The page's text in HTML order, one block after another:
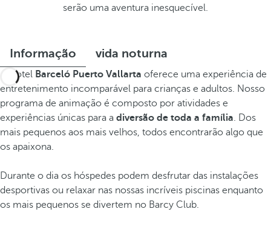
serão uma aventura inesquecível.
Informação vida noturna
O hotel Barceló Puerto Vallarta oferece uma experiência de
entretenimento incomparável para crianças e adultos. Nosso
programa de animação é composto por atividades e
experiências únicas para a diversão de toda a família. Dos
mais pequenos aos mais velhos, todos encontrarão algo que
os apaixona.
Durante o dia os hóspedes podem desfrutar das instalações
desportivas ou relaxar nas nossas incríveis piscinas enquanto
os mais pequenos se divertem no Barcy Club.